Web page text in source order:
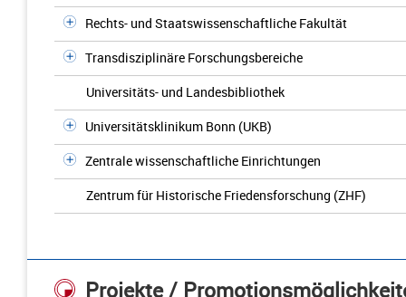
Rechts- und Staatswissenschaftliche Fakultät
Transdisziplinäre Forschungsbereiche
Universitäts- und Landesbibliothek
Universitätsklinikum Bonn (UKB)
Zentrale wissenschaftliche Einrichtungen
Zentrum für Historische Friedensforschung (ZHF)
Projekte /